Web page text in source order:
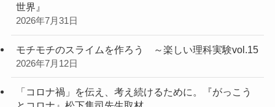
世界』
2026年7月31日
モチモチのスライムを作ろう ～楽しい理科実験vol.15
2026年7月12日
「コロナ禍」を伝え、考え続けるために。『がっこう